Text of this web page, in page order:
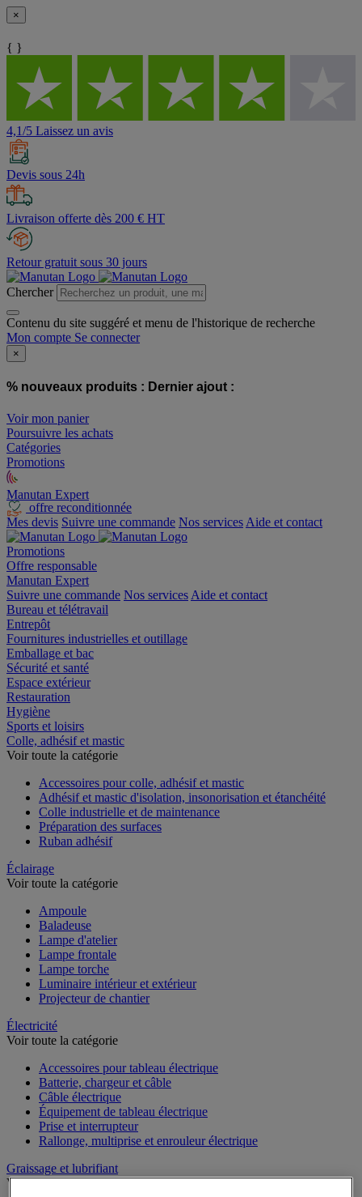
×
{ }
4,1/5 Laissez un avis
Devis sous 24h
Livraison offerte dès 200 € HT
Retour gratuit sous 30 jours
Chercher
Contenu du site suggéré et menu de l'historique de recherche
Mon compte Se connecter
×
% nouveaux produits : Dernier ajout :
Voir mon panier
Poursuivre les achats
Catégories
Promotions
Manutan Expert
offre reconditionnée
Mes devis Suivre une commande Nos services Aide et contact
Promotions
Offre responsable
Manutan Expert
Suivre une commande Nos services Aide et contact
Bureau et télétravail
Entrepôt
Fournitures industrielles et outillage
Emballage et bac
Sécurité et santé
Espace extérieur
Restauration
Hygiène
Sports et loisirs
Colle, adhésif et mastic
Voir toute la catégorie
Accessoires pour colle, adhésif et mastic
Adhésif et mastic d'isolation, insonorisation et étanchéité
Colle industrielle et de maintenance
Préparation des surfaces
Ruban adhésif
Éclairage
Voir toute la catégorie
Ampoule
Baladeuse
Lampe d'atelier
Lampe frontale
Lampe torche
Luminaire intérieur et extérieur
Projecteur de chantier
Électricité
Voir toute la catégorie
Accessoires pour tableau électrique
Batterie, chargeur et câble
Câble électrique
Équipement de tableau électrique
Prise et interrupteur
Rallonge, multiprise et enrouleur électrique
Graissage et lubrifiant
Voir toute la catégorie